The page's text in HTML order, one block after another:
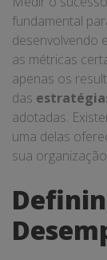
fundamental
desenvolvendo
as métricas
apenas os
das
adotadas.
uma delas
sua